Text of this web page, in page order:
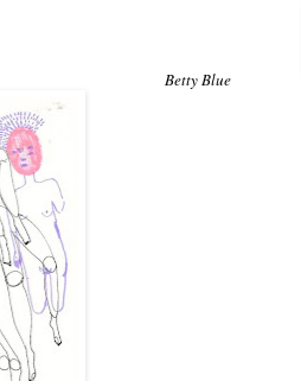
Betty Blue